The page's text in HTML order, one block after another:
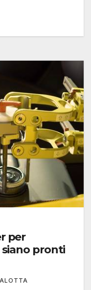
per
siano pronti